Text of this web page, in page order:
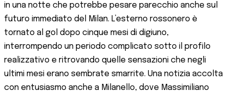
in una notte che potrebbe pesare parecchio anche sul
futuro immediato del Milan. L’esterno rossonero è
tornato al gol dopo cinque mesi di digiuno,
interrompendo un periodo complicato sotto il profilo
realizzativo e ritrovando quelle sensazioni che negli
ultimi mesi erano sembrate smarrite. Una notizia accolta
con entusiasmo anche a Milanello, dove Massimiliano